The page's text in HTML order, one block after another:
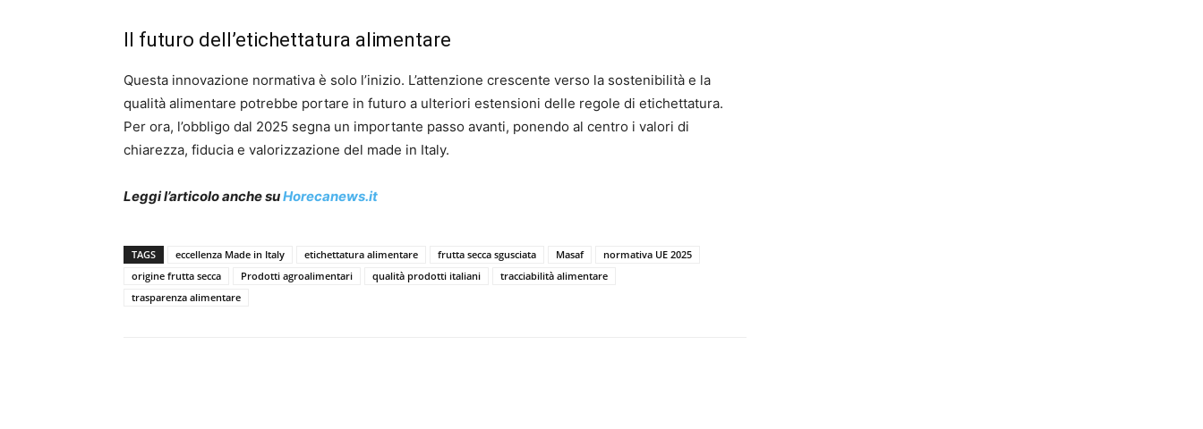
Il futuro dell’etichettatura alimentare
Questa innovazione normativa è solo l’inizio. L’attenzione crescente verso la sostenibilità e la
qualità alimentare potrebbe portare in futuro a ulteriori estensioni delle regole di etichettatura.
Per ora, l’obbligo dal 2025 segna un importante passo avanti, ponendo al centro i valori di
chiarezza, fiducia e valorizzazione del made in Italy.
Leggi l’articolo anche suHorecanews.it
TAGS eccellenza Made in Italy etichettatura alimentare frutta secca sgusciata Masaf
normativa UE 2025
origine frutta secca
Prodotti agroalimentari qualità prodotti italiani
tracciabilità alimentare
trasparenza alimentare